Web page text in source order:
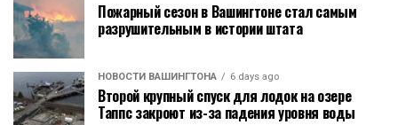
Пожарный сезон в Вашингтоне стал самым
разрушительным в истории штата
НОВОСТИ ВАШИНГТОНА 6 days ago
Второй крупный спуск для лодок на озере
Таппс закроют из-за падения уровня воды